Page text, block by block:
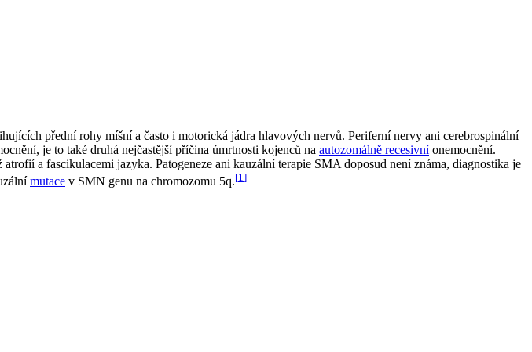
přední rohy míšní a často i motorická jádra hlavových nervů. Periferní nervy ani cerebrospinální
je to také druhá nejčastější příčina úmrtnosti kojenců na autozomálně recesivníonemocnění.
a fascikulacemi jazyka. Patogeneze ani kauzální terapie SMA doposud není známa, diagnostika je
mutace v SMN genu na chromozomu 5q.[1 ]